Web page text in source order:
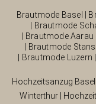
Brautmode Basel
Brautmode
Brautmode Aarau
Brautmode Stans
Brautmode Luzern
Hochzeitsanzug Basel
Winterthur